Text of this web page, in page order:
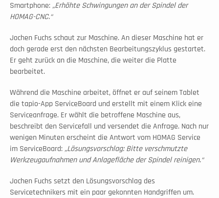
Smartphone: „Erhöhte Schwingungen an der Spindel der
HOMAG-CNC.“
Jochen Fuchs schaut zur Maschine. An dieser Maschine hat er
doch gerade erst den nächsten Bearbeitungszyklus gestartet.
Er geht zurück an die Maschine, die weiter die Platte
bearbeitet.
Während die Maschine arbeitet, öffnet er auf seinem Tablet
die tapio-App ServiceBoard und erstellt mit einem Klick eine
Serviceanfrage. Er wählt die betroffene Maschine aus,
beschreibt den Servicefall und versendet die Anfrage. Nach nur
wenigen Minuten erscheint die Antwort vom HOMAG Service
im ServiceBoard: „Lösungsvorschlag: Bitte verschmutzte
Werkzeugaufnahmen und Anlagefläche der Spindel reinigen.“
Jochen Fuchs setzt den Lösungsvorschlag des
Servicetechnikers mit ein paar gekonnten Handgriffen um.